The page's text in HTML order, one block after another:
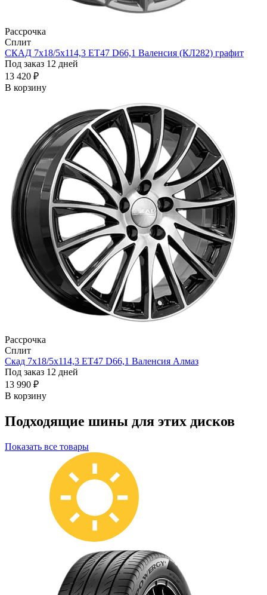
Рассрочка
Сплит
СКАД 7x18/5x114,3 ET47 D66,1 Валенсия (КЛ282) графит
Под заказ 12 дней
13 420 ₽
В корзину
Рассрочка
Сплит
Скад 7x18/5x114,3 ET47 D66,1 Валенсия Алмаз
Под заказ 12 дней
13 990 ₽
В корзину
Подходящие шины для этих дисков
Показать все товары